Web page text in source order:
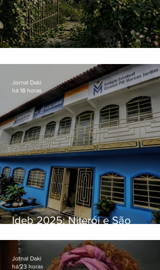
Ideb 2025: Niterói e São
distintos no ensino médio; veja
Jornal Daki
há 18 horas
Jornal Daki
há 23 horas